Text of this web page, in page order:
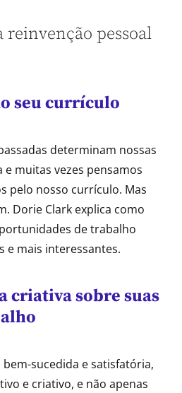
reinvenção pessoal
seu currículo
determinam nossas
muitas vezes pensamos
pelo nosso currículo. Mas
Dorie Clark explica como
de trabalho
e mais interessantes.
criativa sobre suas
sucedida e satisfatória,
e criativo, e não apenas